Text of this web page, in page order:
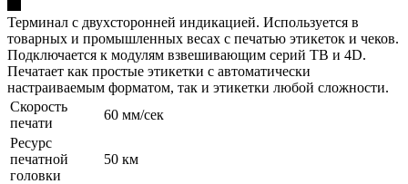
Терминал с двухсторонней индикацией. Используется в
товарных и промышленных весах с печатью этикеток и чеков.
Подключается к модулям взвешивающим серий TB и 4D.
Печатает как простые этикетки с автоматически
настраиваемым форматом, так и этикетки любой сложности.
Скорость
печати
60 мм/сек
Ресурс
печатной
головки
50 км